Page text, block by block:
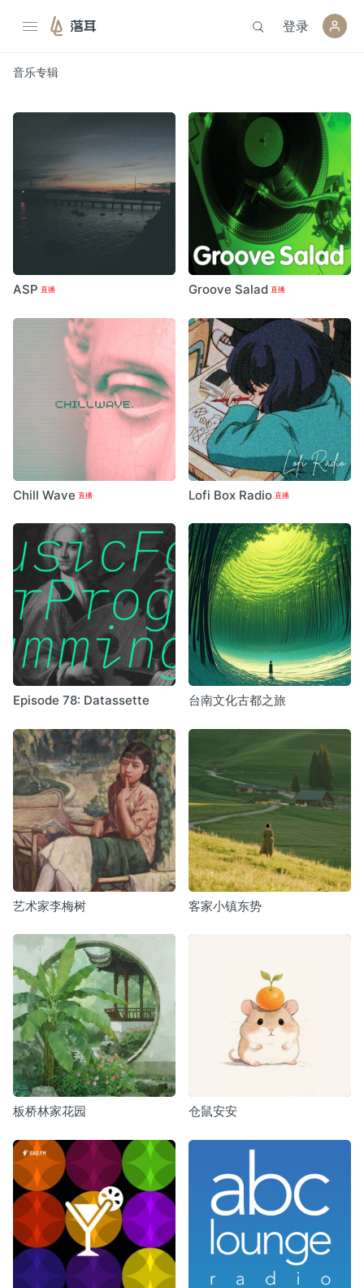
落耳 登录
音乐专辑
ASP Groove Salad
Chill Wave Lofi Box Radio
Episode 78: Datassette 台南文化古都之旅
艺术家李梅树 客家小镇东势
板桥林家花园 仓鼠安安